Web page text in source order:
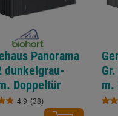
Panorama
dunkelgrau-
Doppeltür
4.9 (38)
m.
4.9